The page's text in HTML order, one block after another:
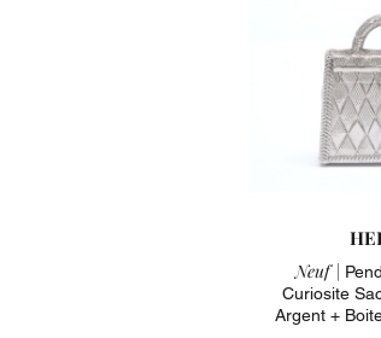
Neuf |
Curiosite
Argent +